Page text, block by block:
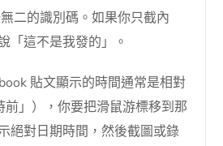
二的識別碼。如果你只截內
「這不是我發的」。
貼文顯示的時間通常是相對
」），你要把滑鼠游標移到那
絕對日期時間，然後截圖或錄